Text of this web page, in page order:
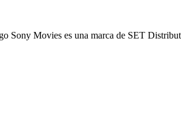
Sony Movies es una marca de SET